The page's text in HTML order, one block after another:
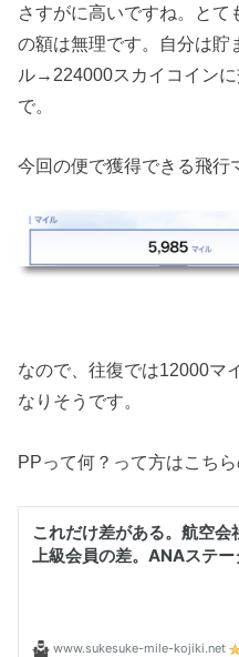
さすがに高いですね。とて
の額は無理です。自分は貯
ル→224000スカイコイン
で。
今回の便で獲得できる飛行
なので、往復では12000マ
なりそうです。
PPって何？って方はこち